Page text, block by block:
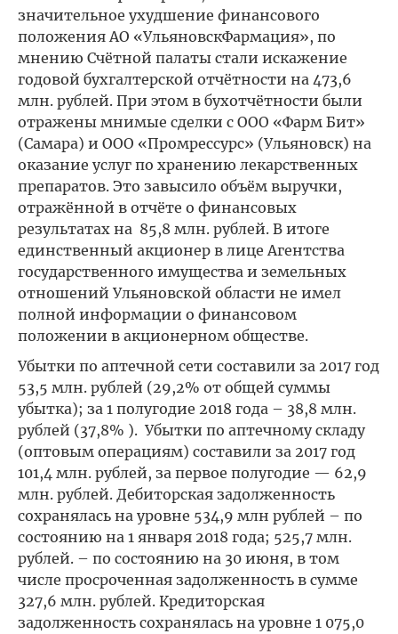
значительное ухудшение финансового
положения АО «УльяновскФармация», по
мнению Счётной палаты стали искажение
годовой бухгалтерской отчётности на 473,6
млн. рублей. При этом в бухотчётности были
отражены мнимые сделки с ООО «Фарм Бит»
(Самара) и ООО «Промрессурс» (Ульяновск) на
оказание услуг по хранению лекарственных
препаратов. Это завысило объём выручки,
отражённой в отчёте о финансовых
результатах на 85,8 млн. рублей. В итоге
единственный акционер в лице Агентства
государственного имущества и земельных
отношений Ульяновской области не имел
полной информации о финансовом
положении в акционерном обществе.
Убытки по аптечной сети составили за 2017 год
53,5 млн. рублей (29,2% от общей суммы
убытка); за 1 полугодие 2018 года – 38,8 млн.
рублей (37,8% ). Убытки по аптечному складу
(оптовым операциям) составили за 2017 год
101,4 млн. рублей, за первое полугодие — 62,9
млн. рублей. Дебиторская задолженность
сохранялась на уровне 534,9 млн рублей – по
состоянию на 1 января 2018 года; 525,7 млн.
рублей. – по состоянию на 30 июня, в том
числе просроченная задолженность в сумме
327,6 млн. рублей. Кредиторская
задолженность сохранялась на уровне 1 075,0